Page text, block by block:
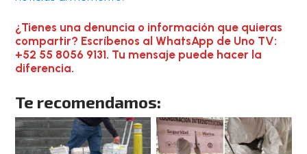
¿Tienes una denuncia o información que quieras
compartir? Escríbenos al WhatsApp de Uno TV:
+52 55 8056 9131. Tu mensaje puede hacer la
diferencia.
Te recomendamos: